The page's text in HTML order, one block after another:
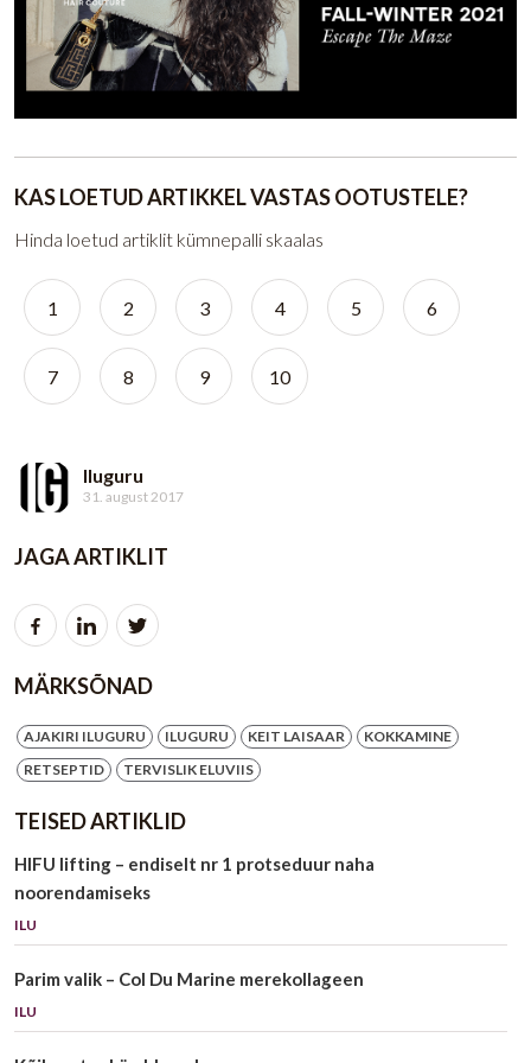
KAS LOETUD ARTIKKEL VASTAS OOTUSTELE?
Hinda loetud artiklit kümnepalli skaalas
1 2 3 4 5 6
7 8 9 10
Iluguru
31. august 2017
JAGA ARTIKLIT
MÄRKSÕNAD
AJAKIRI ILUGURU ILUGURU KEIT LAISAAR
KOKKAMINE
RETSEPTID
TERVISLIK ELUVIIS
TEISED ARTIKLID
HIFU lifting – endiselt nr 1 protseduur naha
noorendamiseks
ILU
Parim valik – Col Du Marine merekollageen
ILU